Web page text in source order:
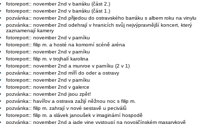
fotoreport:: november 2nd v barráku (část 2.)
fotoreport:: november 2nd v barráku (část 1.)
pozvánka:: november 2nd přijedou do ostravského barráku s albem roku na vinylu
pozvánka:: november 2nd odehrají v hranicích svůj nejvýpravnější koncert, který
zaznamenají kamery
fotoreport:: november 2nd v parníku
fotoreport:: filip m. a hosté na komorní scéně aréna
fotoreport:: november 2nd v parníku
fotoreport:: filip m. v trojhalí karolina
fotoreport:: november 2nd a munroe v parníku (2 v 1)
pozvánka:: november 2nd míří do oder a ostravy
fotoreport:: november 2nd v parníku
fotoreport:: november 2nd v galerce
pozvánka:: november 2nd jsou zpět!
pozvánka:: havířov a ostrava zažijí něžnou noc s filip m.
pozvánka:: filip m. zahrají v nové sestavě u peciválů
fotoreport:: filip m. a slávek janoušek v imaginární hospodě
pozvánka:: november 2nd a jade vine vystoupí na novojičínském masarykově